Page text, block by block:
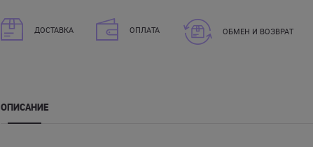
ДОСТАВКА ОПЛАТА ОБМЕН И ВОЗВРАТ
ОПИСАНИЕ